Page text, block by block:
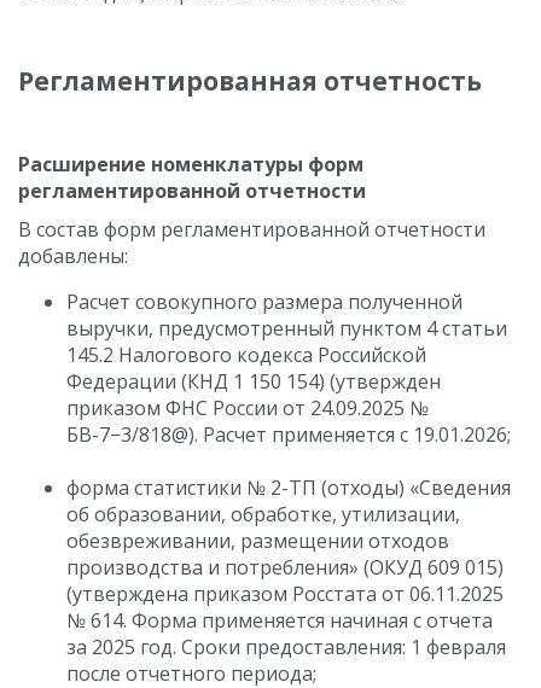
Регламентированная отчетность
Расширение номенклатуры форм
регламентированной отчетности
В состав форм регламентированной отчетности
добавлены:
Расчет совокупного размера полученной
выручки, предусмотренный пунктом 4 статьи
145.2 Налогового кодекса Российской
Федерации (КНД 1 150 154) (утвержден
приказом ФНС России от 24.09.2025 №
БВ-7−3/818@). Расчет применяется с 19.01.2026;
форма статистики № 2-ТП (отходы) «Сведения
об образовании, обработке, утилизации,
обезвреживании, размещении отходов
производства и потребления» (ОКУД 609 015)
(утверждена приказом Росстата от 06.11.2025
№ 614. Форма применяется начиная с отчета
за 2025 год. Сроки предоставления: 1 февраля
после отчетного периода;